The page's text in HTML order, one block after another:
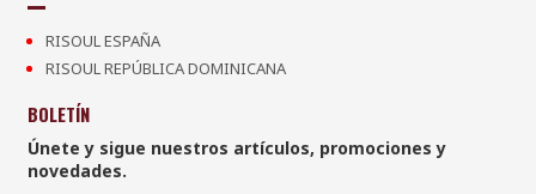
RISOUL ESPAÑA
RISOUL REPÚBLICA DOMINICANA
BOLETÍN
Únete y sigue nuestros artículos, promociones y
novedades.